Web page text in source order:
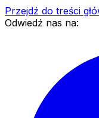
Przejdź do treści
Odwiedź nas na: